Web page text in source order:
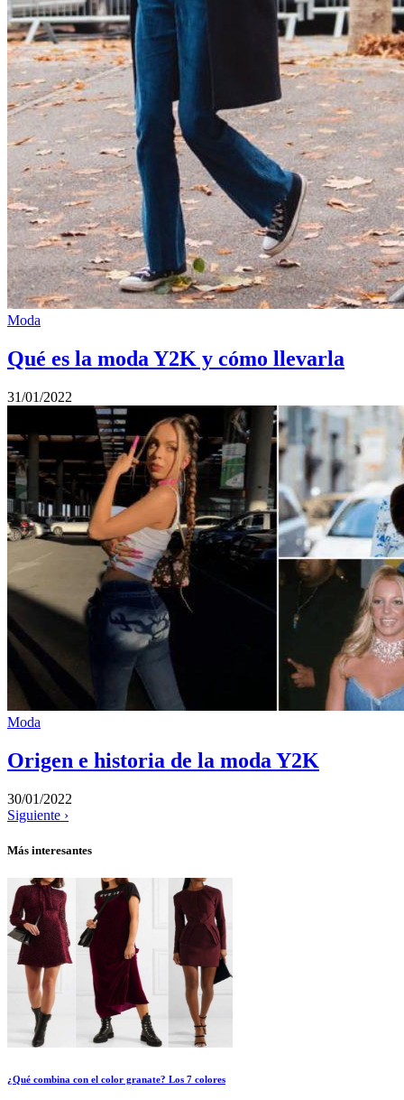
Moda
Qué es la moda Y2K y cómo llevarla
31/01/2022
Moda
Origen e historia de la moda Y2K
30/01/2022
Siguiente ›
Más interesantes
¿Qué combina con el color granate? Los 7 colores